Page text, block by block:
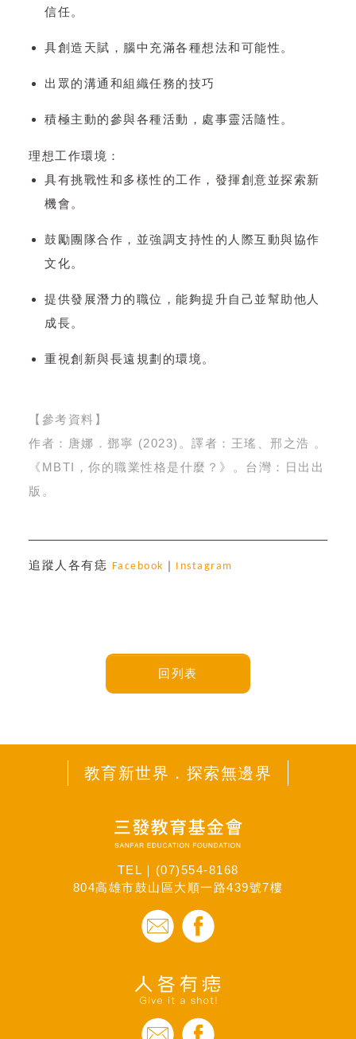
信任。
具創造天賦，腦中充滿各種想法和可能性。
出眾的溝通和組織任務的技巧
積極主動的參與各種活動，處事靈活隨性。
理想工作環境：
具有挑戰性和多樣性的工作，發揮創意並探索新
機會。
鼓勵團隊合作，並強調支持性的人際互動與協作
文化。
提供發展潛力的職位，能夠提升自己並幫助他人
成長。
重視創新與長遠規劃的環境。
【參考資料】
作者：唐娜．鄧寧 (2023)。譯者：王瑤、邢之浩 。
《MBTI，你的職業性格是什麼？》。台灣：日出出
版。
追蹤人各有痣 Facebook Instagram
回列表
教育新世界．探索無邊界
TEL｜ (07)554-8168
804高雄市鼓山區大順一路439號7樓